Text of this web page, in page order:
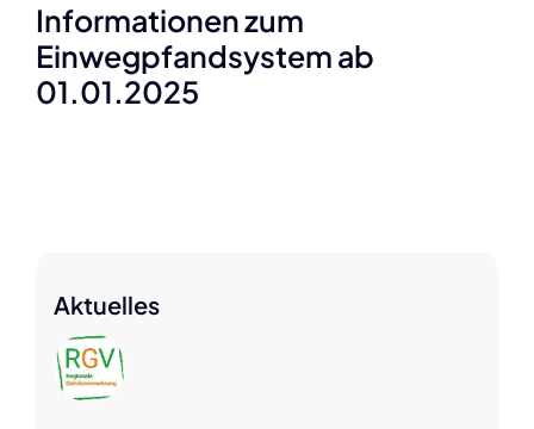
Informationen zum
Einwegpfandsystem ab
01.01.2025
Aktuelles